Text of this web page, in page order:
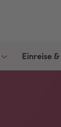
Einreise